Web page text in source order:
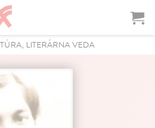
LITERÁRNA VEDA